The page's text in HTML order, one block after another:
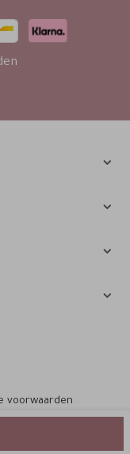
voorwaarden
Leintjes